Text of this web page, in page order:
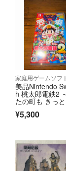
家庭用ゲームソフ
美品Nintendo
h 桃太郎電鉄2
たの町も きっ
編 動作確認・ア
¥5,300